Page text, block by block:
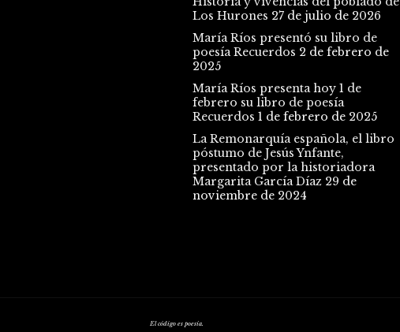
Los Hurones 27 de julio de 2026
María Ríos presentó su libro de
poesía Recuerdos 2 de febrero de
2025
María Ríos presenta hoy 1 de
febrero su libro de poesía
Recuerdos 1 de febrero de 2025
La Remonarquía española, el libro
póstumo de Jesús Ynfante,
presentado por la historiadora
Margarita García Díaz 29 de
noviembre de 2024
El código es poesía.